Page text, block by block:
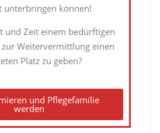
unterbringen können!
und Zeit einem bedürftigen
Weitervermittlung einen
Platz zu geben?
und Pflegefamilie
werden